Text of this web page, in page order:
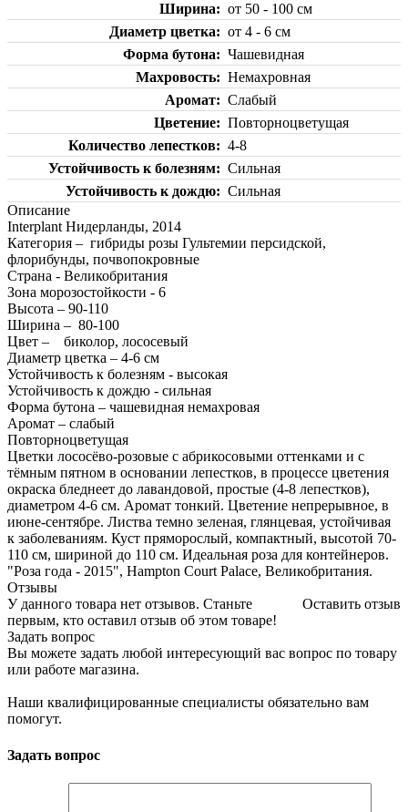
Ширина
от 50 - 100 см
Диаметр цветка
от 4 - 6 см
Форма бутона
Чашевидная
Махровость
Немахровная
Аромат
Слабый
Цветение
Повторноцветущая
Количество лепестков
4-8
Устойчивость к болезням
Сильная
Устойчивость к дождю
Сильная
Описание
Interplant Нидерланды, 2014
Категория – гибриды розы Гультемии персидской,
флорибунды, почвопокровные
Страна - Великобритания
Зона морозостойкости - 6
Высота – 90-110
Ширина – 80-100
Цвет – биколор, лососевый
Диаметр цветка – 4-6 см
Устойчивость к болезням - высокая
Устойчивость к дождю - сильная
Форма бутона – чашевидная немахровая
Аромат – слабый
Повторноцветущая
Цветки лососёво-розовые с абрикосовыми оттенками и с
тёмным пятном в основании лепестков, в процессе цветения
окраска бледнеет до лавандовой, простые (4-8 лепестков),
диаметром 4-6 см. Аромат тонкий. Цветение непрерывное, в
июне-сентябре. Листва темно зеленая, глянцевая, устойчивая
к заболеваниям. Куст пряморослый, компактный, высотой 70-
110 см, шириной до 110 см. Идеальная роза для контейнеров.
"Роза года - 2015", Hampton Court Palace, Великобритания.
Отзывы
Оставить отзыв
У данного товара нет отзывов. Станьте
первым, кто оставил отзыв об этом товаре!
Задать вопрос
Вы можете задать любой интересующий вас вопрос по товару
или работе магазина.
Наши квалифицированные специалисты обязательно вам
помогут.
Задать вопрос